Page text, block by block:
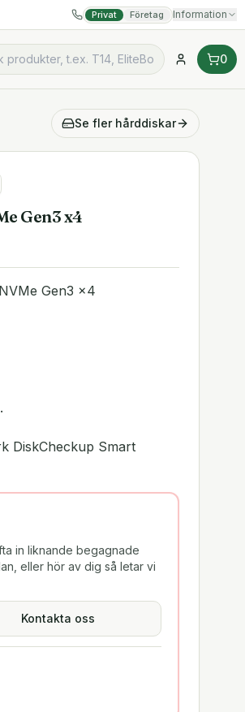
Privat Företag Information
0
Se fler hårddiskar
Gen3 x4
Gen3 x4
DiskCheckup Smart
in liknande begagnade
eller hör av dig så letar vi
Kontakta oss